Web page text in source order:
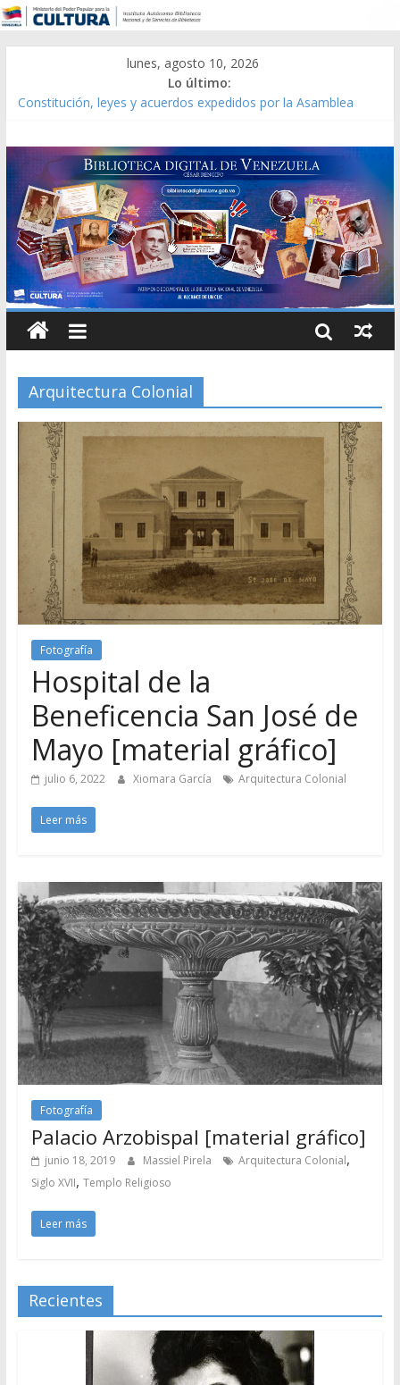
lunes, agosto 10, 2026
Lo último:
Constitución, leyes y acuerdos expedidos por la Asamblea
Modesta Bor Sánchez [material gráfico]
Gaceta Oficial de la República de Venezuela año CXXXIII Mes V,
Caracas 09 de marzo de 2006 N° 38.394
Catálogo temático de obras de Modesta Bor
Arquitectura Colonial
Fotografía
Hospital de la
Beneficencia San José de
Mayo [material gráfico]
julio 6, 2022 Xiomara García Arquitectura Colonial
Leer más
Fotografía
Palacio Arzobispal [material gráfico]
junio 18, 2019 Massiel Pirela Arquitectura Colonial,
Siglo XVII, Templo Religioso
Leer más
Recientes